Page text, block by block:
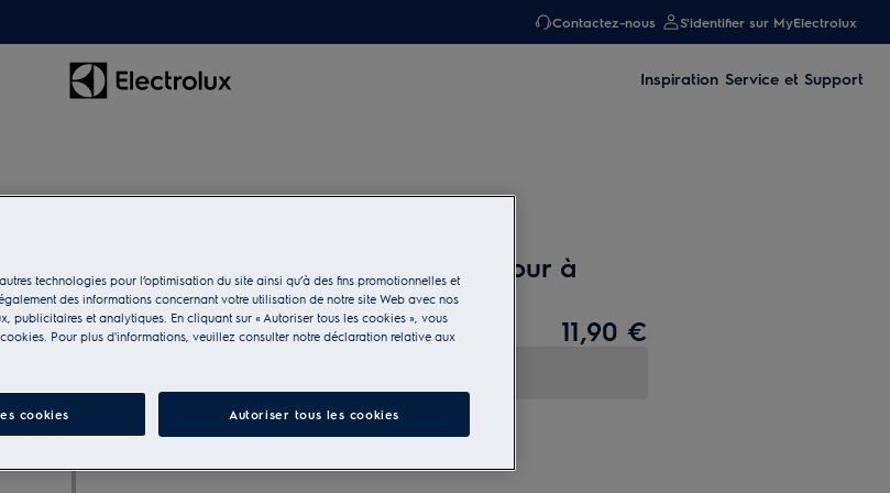
Contactez-nous S'identifier sur MyElectrolux
Inspiration Service et Support
Spray nettoyant pour four et four à
micro-ondes
11,90 €
technologies pour l’optimisation du site ainsi qu’à des fins promotionnelles et
des informations concernant votre utilisation de notre site Web avec nos
publicitaires et analytiques. En cliquant sur « Autoriser tous les cookies », vous
Pour plus d'informations, veuillez consulter notre déclaration relative aux
cookies Autoriser tous les cookies